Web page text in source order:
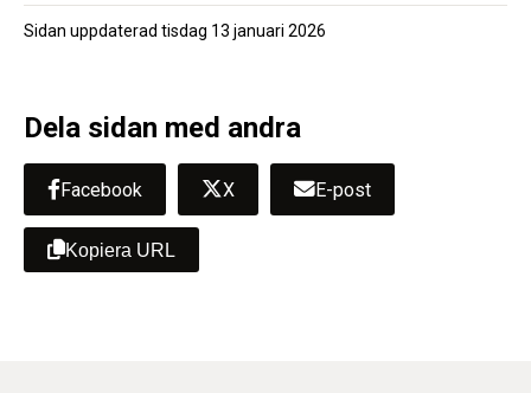
Sidan uppdaterad tisdag 13 januari 2026
Dela sidan med andra
Facebook X E-post
Kopiera URL